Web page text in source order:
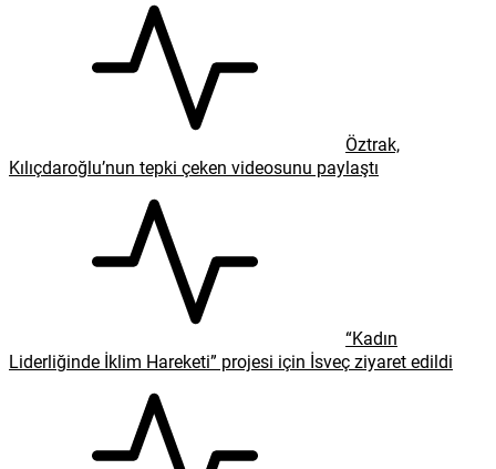
Öztrak,
Kılıçdaroğlu’nun tepki çeken videosunu paylaştı
“Kadın
Liderliğinde İklim Hareketi” projesi için İsveç ziyaret edildi